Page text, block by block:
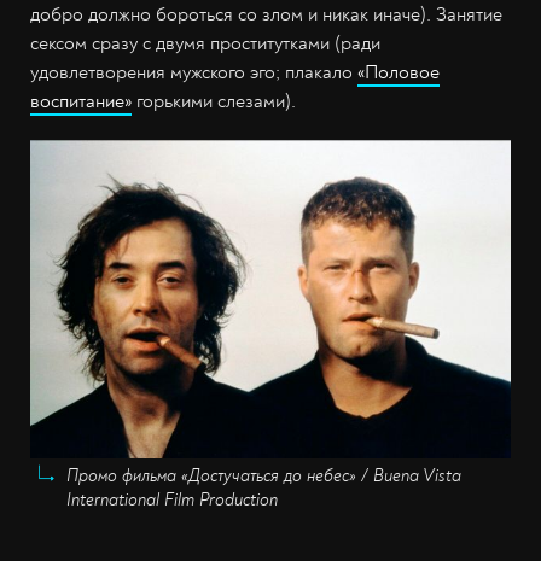
добро должно бороться со злом и никак иначе). Занятие
сексом сразу с двумя проститутками (ради
удовлетворения мужского эго; плакало «Половое
воспитание» горькими слезами).
Промо фильма «Достучаться до небес» / Buena Vista
International Film Production